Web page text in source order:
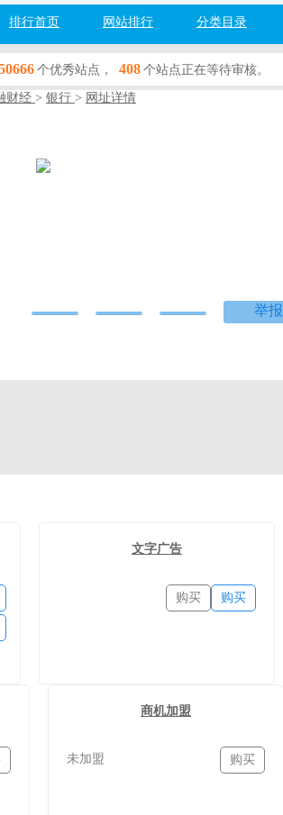
排行首页 网站排行 分类目录
个优秀站点， 408 个站点正在等待审核。
财经 > 银行 > 网址详情
举报
文字广告
购买
购买
商机加盟
未加盟 购买